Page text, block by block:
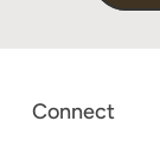
Connect